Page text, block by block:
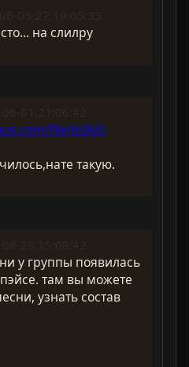
на слилру
file/lo3kl3
такую.
у группы появилась
там вы можете
узнать состав